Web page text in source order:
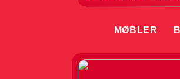
MØBLER